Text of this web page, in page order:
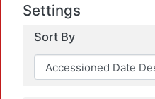
Settings
Sort By